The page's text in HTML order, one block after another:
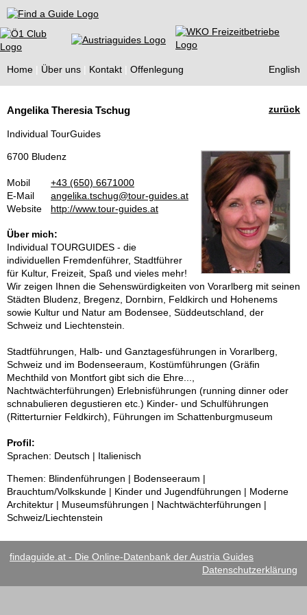
Find a Guide
Home Über uns Kontakt Offenlegung English
Guides
zurück
Angelika Theresia Tschug
Individual TourGuides
6700 Bludenz
Mobil
+43 (650) 6671000
E-Mail
angelika.tschug@tour-guides.at
Website
http://www.tour-guides.at
Über mich:
Individual TOURGUIDES - die
individuellen Fremdenführer, Stadtführer
für Kultur, Freizeit, Spaß und vieles mehr!
Wir zeigen Ihnen die Sehenswürdigkeiten von Vorarlberg mit seinen
Städten Bludenz, Bregenz, Dornbirn, Feldkirch und Hohenems
sowie Kultur und Natur am Bodensee, Süddeutschland, der
Schweiz und Liechtenstein.
Stadtführungen, Halb- und Ganztagesführungen in Vorarlberg,
Schweiz und im Bodenseeraum, Kostümführungen (Gräfin
Mechthild von Montfort gibt sich die Ehre...,
Nachtwächterführungen) Erlebnisführungen (running dinner oder
schnabulieren degustieren etc.) Kinder- und Schulführungen
(Ritterturnier Feldkirch), Führungen im Schattenburgmuseum
Profil:
Sprachen: Deutsch | Italienisch
Themen: Blindenführungen | Bodenseeraum |
Brauchtum/Volkskunde | Kinder und Jugendführungen | Moderne
Architektur | Museumsführungen | Nachtwächterführungen |
Schweiz/Liechtenstein
findaguide.at - Die Online-Datenbank der Austria Guides
Datenschutzerklärung